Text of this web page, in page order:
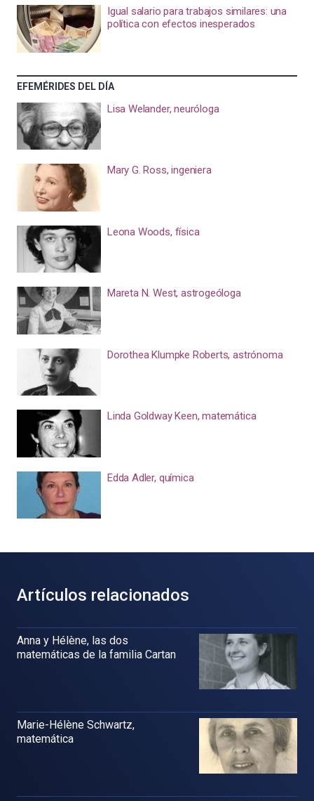
Igual salario para trabajos similares: una
política con efectos inesperados
EFEMÉRIDES DEL DÍA
Lisa Welander, neuróloga
Mary G. Ross, ingeniera
Leona Woods, física
Mareta N. West, astrogeóloga
Dorothea Klumpke Roberts, astrónoma
Linda Goldway Keen, matemática
Edda Adler, química
Artículos relacionados
Anna y Hélène, las dos
matemáticas de la familia Cartan
Marie-Hélène Schwartz,
matemática